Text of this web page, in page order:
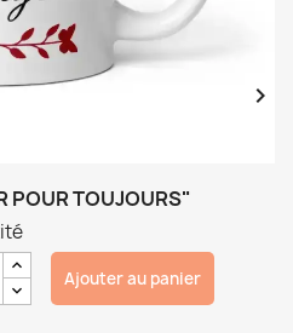

POUR TOUJOURS"
Ajouter au panier